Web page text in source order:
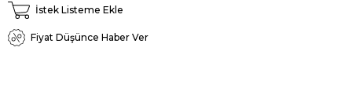
İstek Listeme Ekle
Fiyat Düşünce Haber Ver